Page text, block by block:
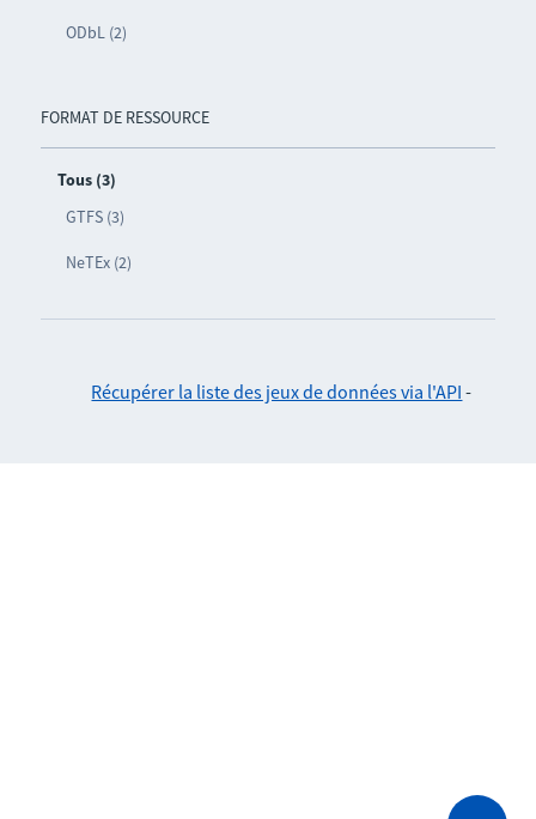
ODbL (2)
FORMAT DE RESSOURCE
Tous (3)
GTFS (3)
NeTEx (2)
Récupérer la liste des jeux de données via l'API -